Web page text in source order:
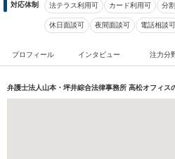
対応体制 法テラス利用可 カード利用可 分
休日面談可 夜間面談可 電話相談可
プロフィール インタビュー 注力分
弁護士法人山本・坪井綜合法律事務所 高松オフィス